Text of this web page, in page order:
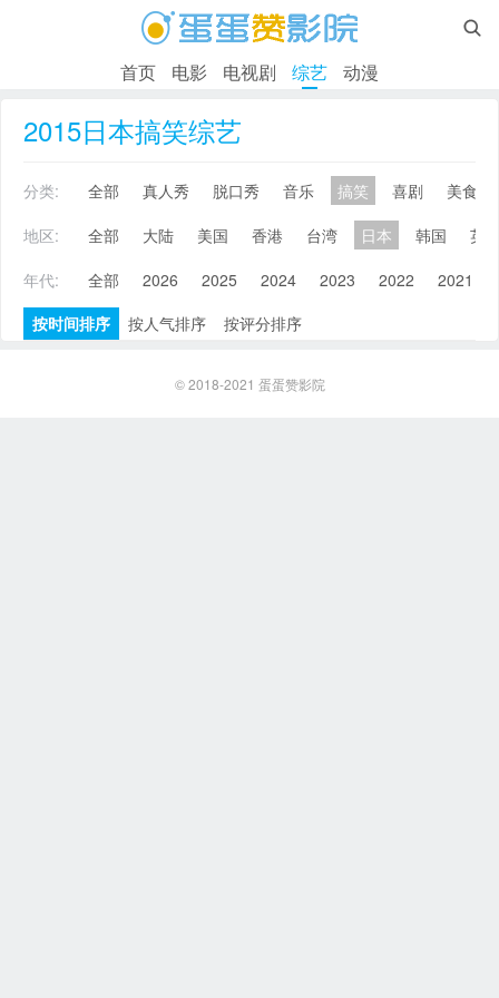

首页 电影 电视剧 综艺 动漫
2015日本搞笑综艺
分类: 全部 真人秀 脱口秀 音乐 搞笑 喜剧
美食
地区:
全部 大陆 美国 香港 台湾 日本 韩国
英
年代:
全部 2026 2025 2024 2023 2022 2021
按时间排序
按人气排序 按评分排序
© 2018-2021 蛋蛋赞影院